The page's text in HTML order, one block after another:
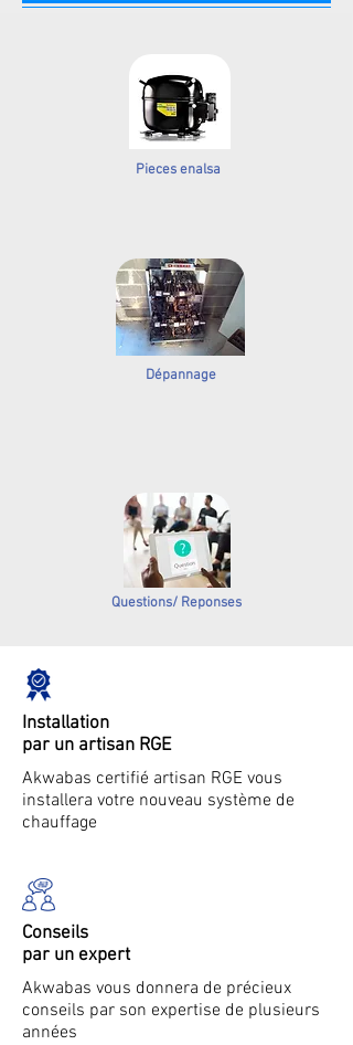
Pieces enalsa
Dépannage
Questions/ Reponses
Installation
par un artisan RGE
Akwabas certifié artisan RGE vous
installera votre nouveau système de
chauffage
Conseils
par un expert
Akwabas vous donnera de précieux
conseils par son expertise de plusieurs
années